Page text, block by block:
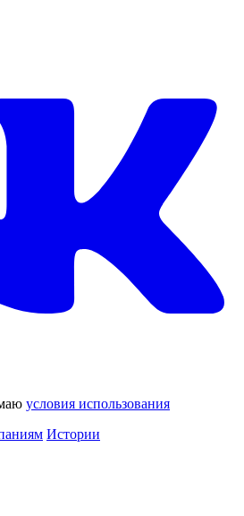
условия использования
Истории